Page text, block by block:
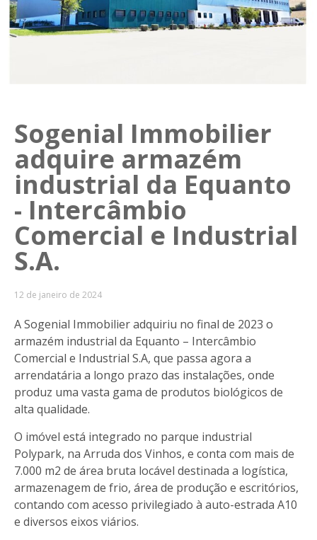
Sogenial Immobilier
adquire armazém
industrial da Equanto
- Intercâmbio
Comercial e Industrial
S.A.
12 de janeiro de 2024
A Sogenial Immobilier adquiriu no final de 2023 o
armazém industrial da Equanto – Intercâmbio
Comercial e Industrial S.A, que passa agora a
arrendatária a longo prazo das instalações, onde
produz uma vasta gama de produtos biológicos de
alta qualidade.
O imóvel está integrado no parque industrial
Polypark, na Arruda dos Vinhos, e conta com mais de
7.000 m2 de área bruta locável destinada a logística,
armazenagem de frio, área de produção e escritórios,
contando com acesso privilegiado à auto-estrada A10
e diversos eixos viários.